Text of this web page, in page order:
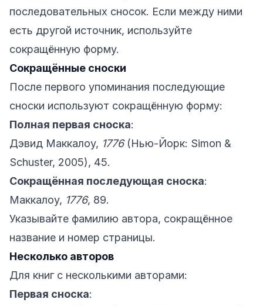
последовательных сносок. Если между ними
есть другой источник, используйте
сокращённую форму.
Сокращённые сноски
После первого упоминания последующие
сноски используют сокращённую форму:
Полная первая сноска:
Дэвид Маккалоу, 1776(Нью-Йорк: Simon &
Schuster, 2005), 45.
Сокращённая последующая сноска:
Маккалоу, 1776, 89.
Указывайте фамилию автора, сокращённое
название и номер страницы.
Несколько авторов
Для книг с несколькими авторами:
Первая сноска: